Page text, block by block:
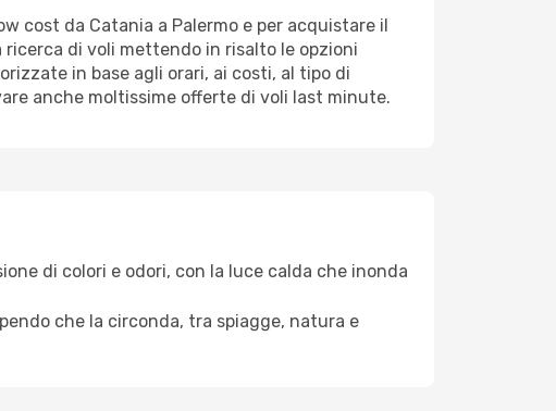
cost da Catania a Palermo e per acquistare il
di voli mettendo in risalto le opzioni
in base agli orari, ai costi, al tipo di
anche moltissime offerte di voli last minute.
di colori e odori, con la luce calda che inonda
che la circonda, tra spiagge, natura e